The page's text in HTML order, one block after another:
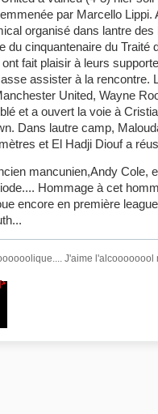
par Marcello Lippi.
organisé dans lantre
du cinquantenaire du Traité
fait plaisir à leurs
assister à la rencontre.
United, Wayne
et a ouvert la voie à
Dans lautre camp,
et El Hadji Diouf a
mancunien,Andy Cole,
Hommage à cet
encore en première
J'aime l'alcoooooool